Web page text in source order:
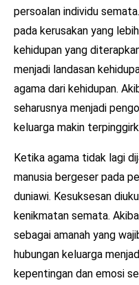
persoalan individu
pada kerusakan yang
kehidupan yang
menjadi landasan
agama dari kehidupan.
seharusnya menjadi
keluarga makin
Ketika agama tidak lagi
manusia bergeser pada
duniawi. Kesuksesan
kenikmatan semata.
sebagai amanah yang
hubungan keluarga
kepentingan dan emosi